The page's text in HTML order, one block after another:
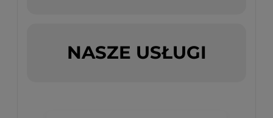
NASZE USŁUGI